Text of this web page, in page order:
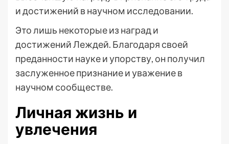
и достижений в научном исследовании.
Это лишь некоторые из наград и
достижений Леждей. Благодаря своей
преданности науке и упорству, он получил
заслуженное признание и уважение в
научном сообществе.
Личная жизнь и
увлечения